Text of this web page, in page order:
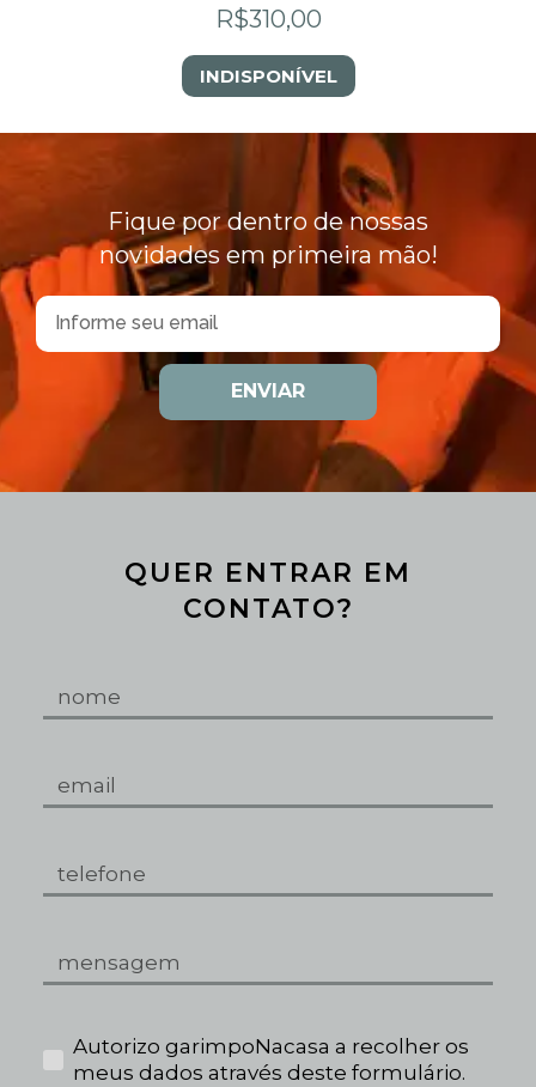
R$310,00
INDISPONÍVEL
Fique por dentro de nossas
novidades em primeira mão!
ENVIAR
QUER ENTRAR EM
CONTATO?
Autorizo garimpoNacasa a recolher os
meus dados através deste formulário.